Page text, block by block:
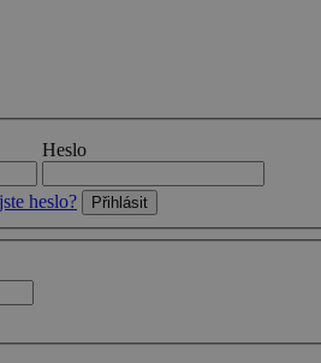
Heslo
heslo?